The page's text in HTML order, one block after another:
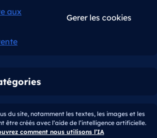
aux
Gerer les cookies
du site, notamment les textes, les images et les
être créés avec l’aide de l’intelligence artificielle.
comment nous utilisons l’IA